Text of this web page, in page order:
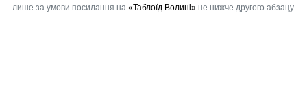
лише за умови посилання на «Таблоїд Волині»не нижче другого абзацу.